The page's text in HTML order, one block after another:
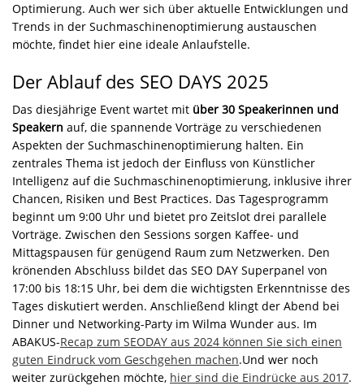
Optimierung. Auch wer sich über aktuelle Entwicklungen und
Trends in der Suchmaschinenoptimierung austauschen
möchte, findet hier eine ideale Anlaufstelle.
Der Ablauf des SEO DAYS 2025
Das diesjährige Event wartet mit über 30 Speakerinnen und
Speakern auf, die spannende Vorträge zu verschiedenen
Aspekten der Suchmaschinenoptimierung halten. Ein
zentrales Thema ist jedoch der Einfluss von Künstlicher
Intelligenz auf die Suchmaschinenoptimierung, inklusive ihrer
Chancen, Risiken und Best Practices. Das Tagesprogramm
beginnt um 9:00 Uhr und bietet pro Zeitslot drei parallele
Vorträge. Zwischen den Sessions sorgen Kaffee- und
Mittagspausen für genügend Raum zum Netzwerken. Den
krönenden Abschluss bildet das SEO DAY Superpanel von
17:00 bis 18:15 Uhr, bei dem die wichtigsten Erkenntnisse des
Tages diskutiert werden. Anschließend klingt der Abend bei
Dinner und Networking-Party im Wilma Wunder aus. Im
ABAKUS-Recap zum SEODAY aus 2024 können Sie sich einen
guten Eindruck vom Geschgehen machen.Und wer noch
weiter zurückgehen möchte, hier sind die Eindrücke aus 2017.